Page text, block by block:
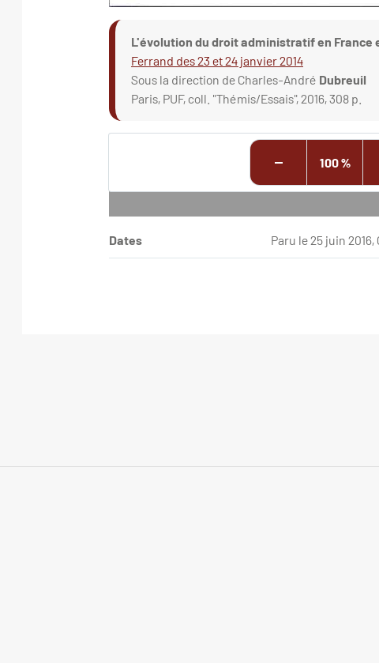
L'évolution du droit administratif en France
Ferrand des 23 et 24 janvier 2014
Sous la direction de Charles-André Dubreuil
Paris, PUF, coll. "Thémis/Essais", 2016, 308 p.
100 %
Dates Paru le 25 juin